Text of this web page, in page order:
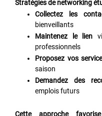
Stratégies de networking
Collectez les
bienveillants
Maintenez le lien
professionnels
Proposez vos
saison
Demandez des
emplois futurs
Cette approche